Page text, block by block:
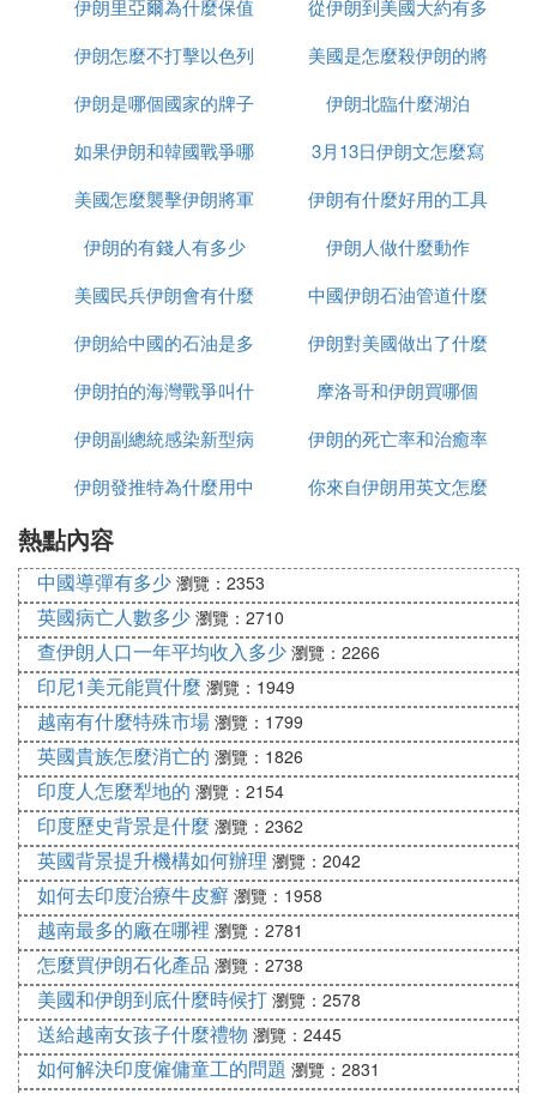
快速辦理護照。
護照辦理費用200元人民幣，護照有效期10年。
二、辦理簽證
圖：泰國紙質旅遊簽證
國的許可，這個許可就是「簽證」，去旅遊就需要申
請這個國家的旅遊簽證，有了簽證才可以入境該國。
事館，或者該國指定代辦代理的簽證中心申請旅遊簽
證，按照要求提交材料，對方審核同意後，給你發放
旅遊簽證。
根據不同國家要求，有些國家對中國免簽，即不需要
即乘坐飛機抵達後在機場現場辦理簽證；有些國家簽
證門檻較低，提交申請就可以通過；有些國家的簽證
突出，拒簽很高，比如有些發達國家。
辦理簽證的費用不同國家不同，有些國家百十塊錢，
有些三兩百元，還有些國家上千元不等。
三、其它問題
圖：獲得簽證後，駐華使館給的注意事情便簽
走完上面流程，即辦好護照，拿到旅遊簽證，就可以
安排出國旅遊計劃了，比如選擇旅行社跟團游，或者
自由行，其實如果選擇旅行社跟團游的話，你需要辦
理的手續更簡單，只需辦理護照即可，後續申請簽證
以及旅遊事宜全部由旅行社來辦理啦！
如果是自由行，就可以預定往返機票、預定酒店、准
備旅行攻略，就可以出國旅遊啦。
怎麼樣？出國旅遊簡單吧，走出國門溜個圈，轉個
彎，只要不去那些簽證要求「復雜」的地方，還是很
容易實現的。當然，今年由於疫情的原因不便出國旅
行，但正好可以做些准備工作，積累些經驗和攻略，
待疫情結束，風平浪靜，就可以安排旅行了。
作為出境旅行社的專業人員來講，首先要看你去哪
裡？從哪裡出發？這樣才能准確答復你需要辦理哪些
手續？
種
伊朗里亞爾為什麼保值
從伊朗到美國大約有多
少千米
伊朗怎麼不打擊以色列
美國是怎麼殺伊朗的將
軍的
伊朗是哪個國家的牌子
伊朗北臨什麼湖泊
如果伊朗和韓國戰爭哪
個贏
3月13日伊朗文怎麼寫
美國怎麼襲擊伊朗將軍
的
伊朗有什麼好用的工具
伊朗的有錢人有多少
伊朗人做什麼動作
美國民兵伊朗會有什麼
反應
中國伊朗石油管道什麼
時候建完
伊朗給中國的石油是多
少一桶
伊朗對美國做出了什麼
反應
伊朗拍的海灣戰爭叫什
麼名字
摩洛哥和伊朗買哪個
伊朗副總統感染新型病
毒有多少
伊朗的死亡率和治癒率
為什麼都高
伊朗發推特為什麼用中
你來自伊朗用英文怎麼
熱點內容
中國導彈有多少 瀏覽：2353
英國病亡人數多少 瀏覽：2710
查伊朗人口一年平均收入多少 瀏覽：2266
印尼1美元能買什麼 瀏覽：1949
越南有什麼特殊市場 瀏覽：1799
英國貴族怎麼消亡的 瀏覽：1826
印度人怎麼犁地的 瀏覽：2154
印度歷史背景是什麼 瀏覽：2362
英國背景提升機構如何辦理 瀏覽：2042
如何去印度治療牛皮癬 瀏覽：1958
越南最多的廠在哪裡 瀏覽：2781
怎麼買伊朗石化產品 瀏覽：2738
美國和伊朗到底什麼時候打 瀏覽：2578
送給越南女孩子什麼禮物 瀏覽：2445
如何解決印度僱傭童工的問題 瀏覽：2831